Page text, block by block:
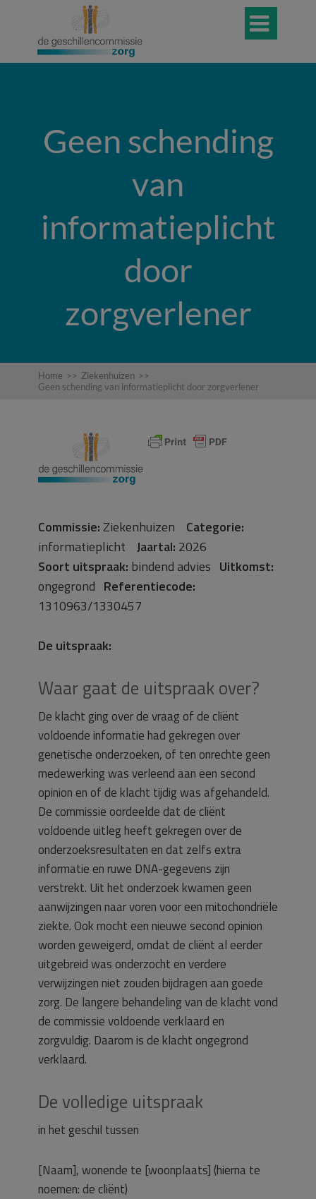

Geen schending
van
informatieplicht
door
zorgverlener
Home >> Ziekenhuizen >>
Geen schending van informatieplicht door zorgverlener
Commissie:Ziekenhuizen Categorie:
informatieplicht Jaartal: 2026
Soort uitspraak: bindend advies Uitkomst:
ongegrond Referentiecode:
1310963/1330457
De uitspraak:
Waar gaat de uitspraak over?
De klacht ging over de vraag of de cliënt
voldoende informatie had gekregen over
genetische onderzoeken, of ten onrechte geen
medewerking was verleend aan een second
opinion en of de klacht tijdig was afgehandeld.
De commissie oordeelde dat de cliënt
voldoende uitleg heeft gekregen over de
onderzoeksresultaten en dat zelfs extra
informatie en ruwe DNA-gegevens zijn
verstrekt. Uit het onderzoek kwamen geen
aanwijzingen naar voren voor een mitochondriële
ziekte. Ook mocht een nieuwe second opinion
worden geweigerd, omdat de cliënt al eerder
uitgebreid was onderzocht en verdere
verwijzingen niet zouden bijdragen aan goede
zorg. De langere behandeling van de klacht vond
de commissie voldoende verklaard en
zorgvuldig. Daarom is de klacht ongegrond
verklaard.
De volledige uitspraak
in het geschil tussen
[Naam], wonende te [woonplaats] (hierna te
noemen: de cliënt)